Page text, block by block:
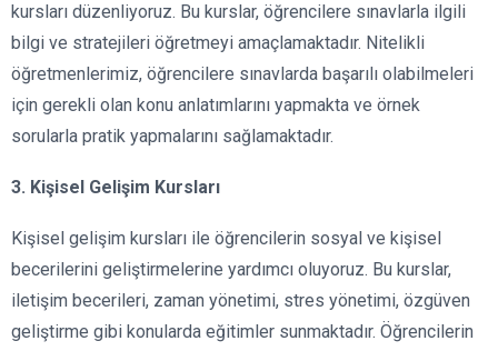
kursları düzenliyoruz. Bu kurslar, öğrencilere sınavlarla ilgili
bilgi ve stratejileri öğretmeyi amaçlamaktadır. Nitelikli
öğretmenlerimiz, öğrencilere sınavlarda başarılı olabilmeleri
için gerekli olan konu anlatımlarını yapmakta ve örnek
sorularla pratik yapmalarını sağlamaktadır.
3. Kişisel Gelişim Kursları
Kişisel gelişim kursları ile öğrencilerin sosyal ve kişisel
becerilerini geliştirmelerine yardımcı oluyoruz. Bu kurslar,
iletişim becerileri, zaman yönetimi, stres yönetimi, özgüven
geliştirme gibi konularda eğitimler sunmaktadır. Öğrencilerin